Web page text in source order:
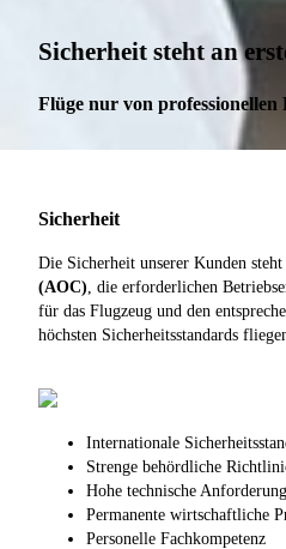
Sicherheit steht an
Flüge nur von
Sicherheit
Die Sicherheit unserer Kunden
(AOC), die erforderlichen
für das Flugzeug und den
höchsten Sicherheitsstandards
Internationale
Strenge behördliche
Hohe technische Anforderung
Permanente wirtschaftliche
Personelle Fachkompetenz